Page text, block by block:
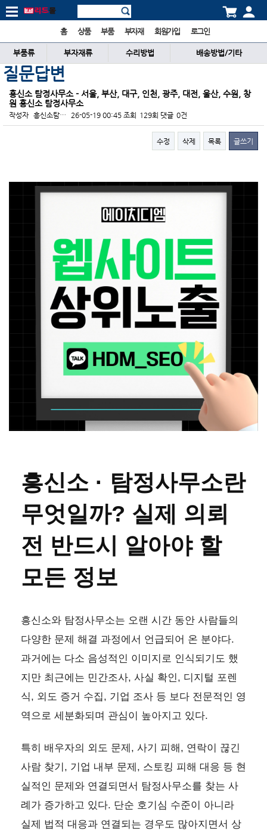
홈 상품 부품 부자재 회원가입 로그인
부품류 부자재류 수리방법 배송방법/기타
질문답변
흥신소 탐정사무소 - 서울, 부산, 대구, 인천, 광주, 대전, 울산, 수원, 창
원 흥신소 탐정사무소
작성자 흥신소탐… 26-05-19 00:45 조회 129회 댓글 0건
수정 삭제 목록 글쓰기
흥신소 · 탐정사무소란
무엇일까? 실제 의뢰
전 반드시 알아야 할
모든 정보
흥신소와 탐정사무소는 오랜 시간 동안 사람들의
다양한 문제 해결 과정에서 언급되어 온 분야다.
과거에는 다소 음성적인 이미지로 인식되기도 했
지만 최근에는 민간조사, 사실 확인, 디지털 포렌
식, 외도 증거 수집, 기업 조사 등 보다 전문적인 영
역으로 세분화되며 관심이 높아지고 있다.
특히 배우자의 외도 문제, 사기 피해, 연락이 끊긴
사람 찾기, 기업 내부 문제, 스토킹 피해 대응 등 현
실적인 문제와 연결되면서 탐정사무소를 찾는 사
례가 증가하고 있다. 단순 호기심 수준이 아니라
실제 법적 대응과 연결되는 경우도 많아지면서 상